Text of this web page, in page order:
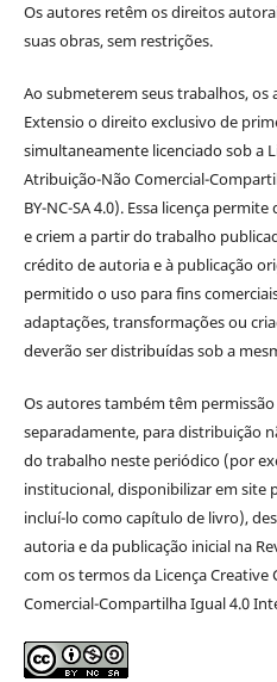
Os autores retêm os direitos
suas obras, sem restrições.
Ao submeterem seus trabalhos, os
Extensio o direito exclusivo de
simultaneamente licenciado sob a
Atribuição-Não Comercial-
BY-NC-SA 4.0). Essa licença
e criem a partir do trabalho
crédito de autoria e à publicação
permitido o uso para fins
adaptações, transformações ou
deverão ser distribuídas sob a
Os autores também têm
separadamente, para distribuição
do trabalho neste periódico (por
institucional, disponibilizar em site
incluí-lo como capítulo de livro),
autoria e da publicação inicial na
com os termos da Licença
Comercial-Compartilha Igual 4.0